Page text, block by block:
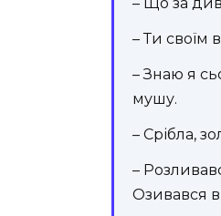
– Що за
– Ти своїм
– Знаю я
мушу.
– Срібла,
–
Озивався